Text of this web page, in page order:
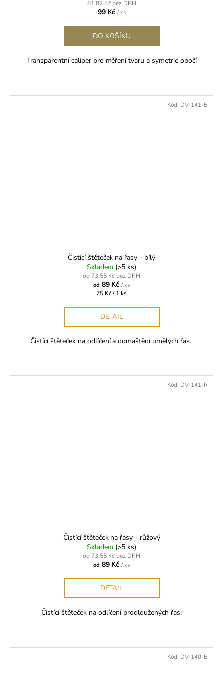
81,82 Kč bez DPH
99 Kč / ks
DO KOŠÍKU
Transparentní caliper pro měření tvaru a symetrie obočí
Čistící štěteček na řasy - bílý
Skladem (>5 ks)
od 73,55 Kč bez DPH
od 89 Kč / ks
Měrná
75 Kč / 1 ks
DETAIL
Čistící štěteček na odlíčení a odmaštění umělých řas.
Kód: DV-141-B
Čistící štěteček na řasy - růžový
Skladem (>5 ks)
od 73,55 Kč bez DPH
od 89 Kč / ks
DETAIL
Čistící štěteček na odlíčení prodloužených řas.
Kód: DV-141-R
Kód: DV-140-B